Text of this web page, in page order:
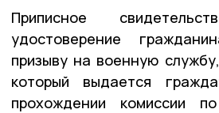
Приписное
удостоверение
призыву на военную
который выдается
прохождении комиссии